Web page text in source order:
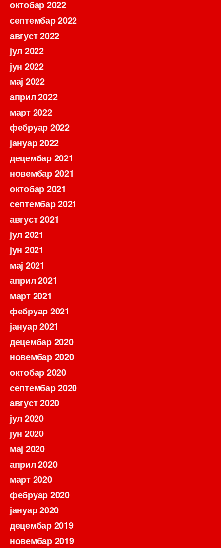
октобар 2022
септембар 2022
август 2022
јул 2022
јун 2022
мај 2022
април 2022
март 2022
фебруар 2022
јануар 2022
децембар 2021
новембар 2021
октобар 2021
септембар 2021
август 2021
јул 2021
јун 2021
мај 2021
април 2021
март 2021
фебруар 2021
јануар 2021
децембар 2020
новембар 2020
октобар 2020
септембар 2020
август 2020
јул 2020
јун 2020
мај 2020
април 2020
март 2020
фебруар 2020
јануар 2020
децембар 2019
новембар 2019